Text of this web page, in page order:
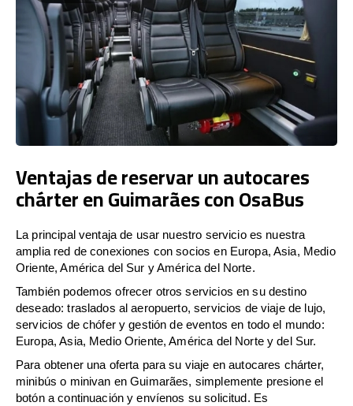
Ventajas de reservar un autocares
chárter en Guimarães con OsaBus
La principal ventaja de usar nuestro servicio es nuestra
amplia red de conexiones con socios en Europa, Asia, Medio
Oriente, América del Sur y América del Norte.
También podemos ofrecer otros servicios en su destino
deseado: traslados al aeropuerto, servicios de viaje de lujo,
servicios de chófer y gestión de eventos en todo el mundo:
Europa, Asia, Medio Oriente, América del Norte y del Sur.
Para obtener una oferta para su viaje en autocares chárter,
minibús o minivan en Guimarães, simplemente presione el
botón a continuación y envíenos su solicitud. Es